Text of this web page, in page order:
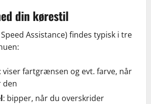
din kørestil
Assistance) findes typisk i tre
: viser fartgrænsen og evt. farve, når
den
: bipper, når du overskrider